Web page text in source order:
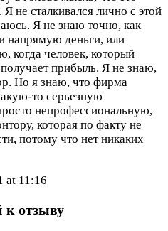
не сталкивался лично с этой
Я не знаю точно, как
напрямую деньги, или
когда человек, который
прибыль. Я не знаю,
Но я знаю, что фирма
то серьезную
непрофессиональную,
которая по факту не
потому что нет никаких
at 11:16
к отзыву